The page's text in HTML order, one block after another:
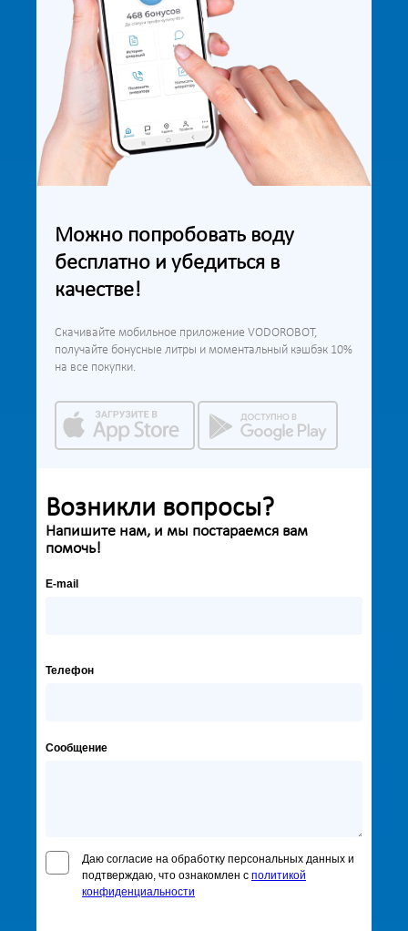
Можно попробовать воду
бесплатно и убедиться в
качестве!
Скачивайте мобильное приложение VODOROBOT,
получайте бонусные литры и моментальный кэшбэк 10%
на все покупки.
Возникли вопросы?
Напишите нам, и мы постараемся вам
помочь!
E-mail
Телефон
Сообщение
Даю согласие на обработку персональных данных и
подтверждаю, что ознакомлен с политикой
конфиденциальности